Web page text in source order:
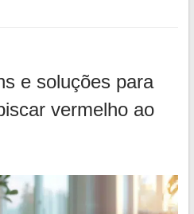
e soluções para
vermelho ao